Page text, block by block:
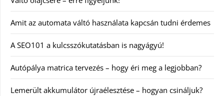
Amit az automata váltó használata kapcsán tudni érdemes
A SEO101 a kulcsszókutatásban is nagyágyú!
Autópálya matrica tervezés – hogy éri meg a legjobban?
Lemerült akkumulátor újraélesztése – hogyan csináljuk?